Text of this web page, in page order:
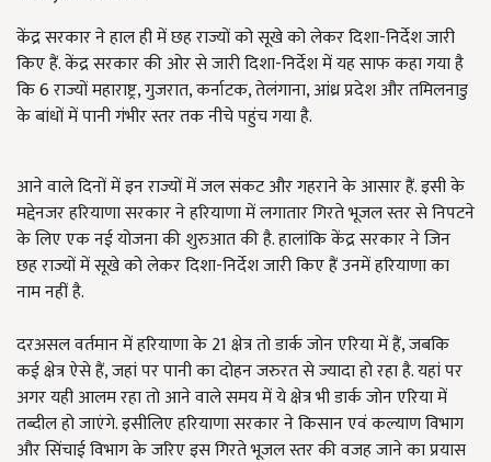
केंद्र सरकार ने हाल ही में छह राज्यों को सूखे को लेकर दिशा-निर्देश जारी
किए हैं. केंद्र सरकार की ओर से जारी दिशा-निर्देश में यह साफ कहा गया है
कि 6 राज्यों महाराष्ट्र, गुजरात, कर्नाटक, तेलंगाना, आंध्र प्रदेश और तमिलनाडु
के बांधों में पानी गंभीर स्तर तक नीचे पहुंच गया है.
आने वाले दिनों में इन राज्यों में जल संकट और गहराने के आसार हैं. इसी के
मद्देनजर हरियाणा सरकार ने हरियाणा में लगातार गिरते भूजल स्तर से निपटने
के लिए एक नई योजना की शुरुआत की है. हालांकि केंद्र सरकार ने जिन
छह राज्यों में सूखे को लेकर दिशा-निर्देश जारी किए हैं उनमें हरियाणा का
नाम नहीं है.
दरअसल वर्तमान में हरियाणा के 21 क्षेत्र तो डार्क जोन एरिया में हैं, जबकि
कई क्षेत्र ऐसे हैं, जहां पर पानी का दोहन जरुरत से ज्यादा हो रहा है. यहां पर
अगर यही आलम रहा तो आने वाले समय में ये क्षेत्र भी डार्क जोन एरिया में
तब्दील हो जाएंगे. इसीलिए हरियाणा सरकार ने किसान एवं कल्याण विभाग
और सिंचाई विभाग के जरिए इस गिरते भूजल स्तर की वजह जाने का प्रयास